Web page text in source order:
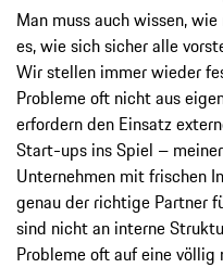
Man muss auch wissen,
es, wie sich sicher alle
Wir stellen immer wieder
Probleme oft nicht aus
erfordern den Einsatz
Start-ups ins Spiel –
Unternehmen mit frischen
genau der richtige Partner
sind nicht an interne
Probleme oft auf eine völlig